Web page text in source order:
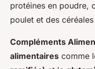
protéines en poudre,
poulet et des
Compléments
alimentaires comme